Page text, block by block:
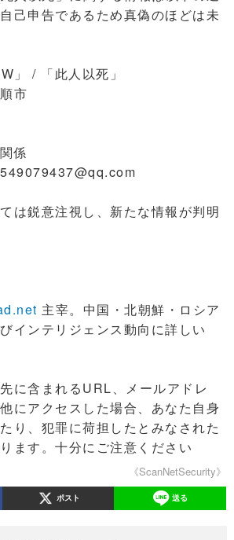
己申告であるため真偽のほどは未
」 / 「此人以死」
市
係
は鋭意注視し、新たな情報が判明
主宰。中国・北朝鮮・ロシア
インテリジェンス動向に詳しい
に含まれるURL、メールアドレ
にアクセスした場合、あなた自身
り、犯罪に荷担したとみなされた
ます。十分にご注意ください
《ScanNetSecurity》
ポスト 送る